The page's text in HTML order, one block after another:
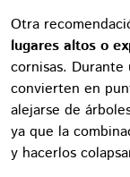
Otra
lugares altos o
cornisas.
convierten en
alejarse de
ya que la
y hacerlos